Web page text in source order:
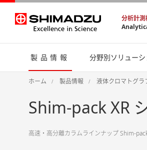
分析計測
製品情報 分野別ソリューシ
ホーム 製品情報 液体クロマトグラ
Shim-pack XR
高速・高分離カラムラインナップ Shim-